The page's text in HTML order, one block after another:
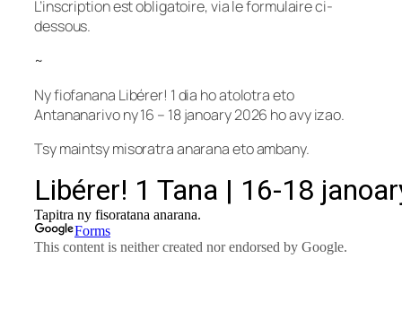
L’inscription est obligatoire, via le formulaire ci-
dessous.
~
Ny fiofanana Libérer! 1 dia ho atolotra eto
Antananarivo ny 16 – 18 janoary 2026 ho avy izao.
Tsy maintsy misoratra anarana eto ambany.